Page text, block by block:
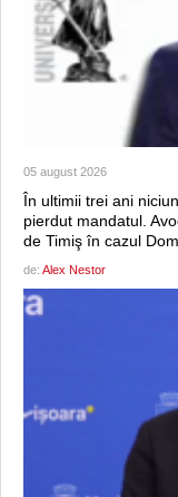
05 august 2026
În ultimii trei ani
pierdut mandatul.
de Timiş în cazul
de: Alex Nestor